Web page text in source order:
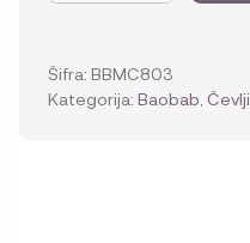
Mokasine
hazelnut
količina
Šifra: BBMC803
Kategorija: Baobab Čevlji